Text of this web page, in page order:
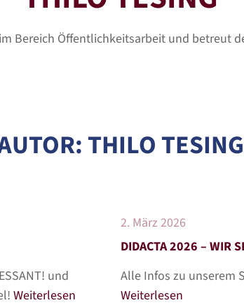
Bereich Öffentlichkeitsarbeit und betreut
THILO TESING
und
Weiterlesen
2. März 2026
DIDACTA 2026 – WIR
Alle Infos zu unserem
Weiterlesen